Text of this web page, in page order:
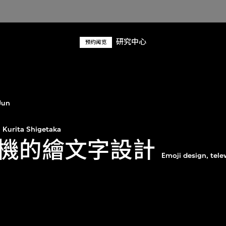
预约阅览 研究中心
Kurita Shigetaka
的繪文字設計 Emoji design,